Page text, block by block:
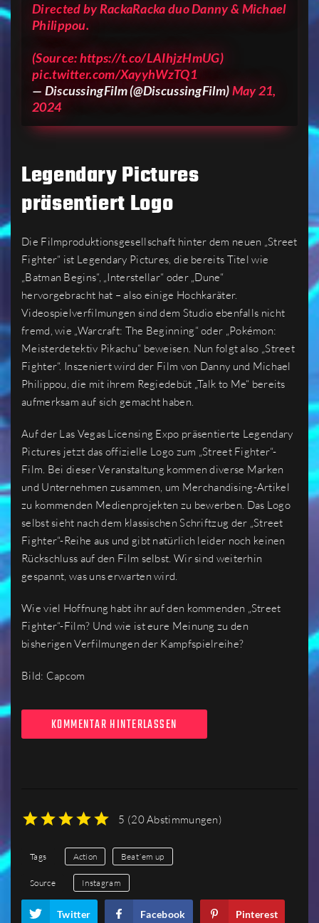
Directed by RackaRacka duo Danny & Michael
Philippou.
(Source:https://t.co/LAIhjzHmUG)
pic.twitter.com/XayyhWzTQ1
— DiscussingFilm (@DiscussingFilm)May 21,
2024
Legendary Pictures
präsentiert Logo
Die Filmproduktionsgesellschaft hinter dem neuen „Street
Fighter“ ist Legendary Pictures, die bereits Titel wie
„Batman Begins“, „Interstellar“ oder „Dune“
hervorgebracht hat – also einige Hochkaräter.
Videospielverfilmungen sind dem Studio ebenfalls nicht
fremd, wie „Warcraft: The Beginning“ oder „Pokémon:
Meisterdetektiv Pikachu“ beweisen. Nun folgt also „Street
Fighter“. Inszeniert wird der Film von Danny und Michael
Philippou, die mit ihrem Regiedebüt „Talk to Me“ bereits
aufmerksam auf sich gemacht haben.
Auf der Las Vegas Licensing Expo präsentierte Legendary
Pictures jetzt das offizielle Logo zum „Street Fighter“-
Film. Bei dieser Veranstaltung kommen diverse Marken
und Unternehmen zusammen, um Merchandising-Artikel
zu kommenden Medienprojekten zu bewerben. Das Logo
selbst sieht nach dem klassischen Schriftzug der „Street
Fighter“-Reihe aus und gibt natürlich leider noch keinen
Rückschluss auf den Film selbst. Wir sind weiterhin
gespannt, was uns erwarten wird.
Wie viel Hoffnung habt ihr auf den kommenden „Street
Fighter“-Film? Und wie ist eure Meinung zu den
bisherigen Verfilmungen der Kampfspielreihe?
Bild: Capcom
KOMMENTAR HINTERLASSEN
5 (20 Abstimmungen)
Tags Action Beat´em up
Source Instagram
Twitter Facebook Pinterest